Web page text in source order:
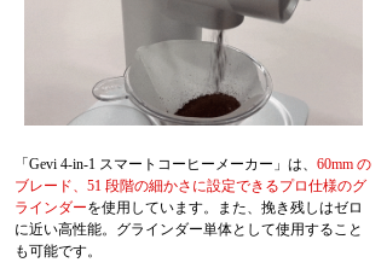
「Gevi 4-in-1 スマートコーヒーメーカー」は、 60mm の
ブレード、51 段階の細かさに設定できるプロ仕様のグ
ラインダーを使用しています。また、挽き残しはゼロ
に近い高性能。グラインダー単体として使用すること
も可能です。